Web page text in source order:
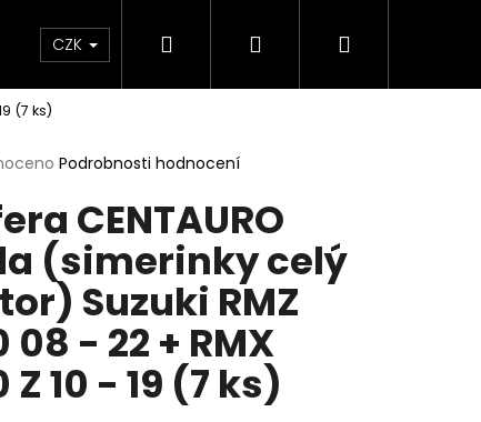
Maziva Příslušenství Dárkové
CZK Hledat PřihlášeníNákupní
(7 ks)
Podrobnosti hodnocení
CENTAURO
(simerinky celý
Suzuki RMZ
08 - 22 + RMX
Z 10 - 19 (7 ks)